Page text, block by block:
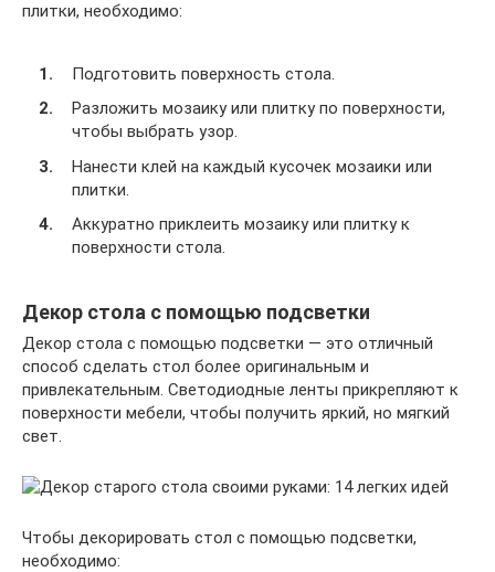
плитки, необходимо:
Подготовить поверхность стола.
Разложить мозаику или плитку по поверхности,
чтобы выбрать узор.
Нанести клей на каждый кусочек мозаики или
плитки.
Аккуратно приклеить мозаику или плитку к
поверхности стола.
Декор стола с помощью подсветки
Декор стола с помощью подсветки — это отличный
способ сделать стол более оригинальным и
привлекательным. Светодиодные ленты прикрепляют к
поверхности мебели, чтобы получить яркий, но мягкий
свет.
Чтобы декорировать стол с помощью подсветки,
необходимо: